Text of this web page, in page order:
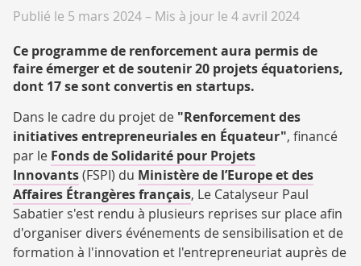
Publié le 5 mars 2024– Mis à jour le 4 avril 2024
Ce programme de renforcement aura permis de
faire émerger et de soutenir 20 projets équatoriens,
dont 17 se sont convertis en startups.
Dans le cadre du projet de "Renforcement des
initiatives entrepreneuriales en Équateur", financé
par le Fonds de Solidarité pour Projets
Innovants(FSPI) du Ministère de l’Europe et des
Affaires Étrangères français, Le Catalyseur Paul
Sabatier s'est rendu à plusieurs reprises sur place afin
d'organiser divers événements de sensibilisation et de
formation à l'innovation et l'entrepreneuriat auprès de